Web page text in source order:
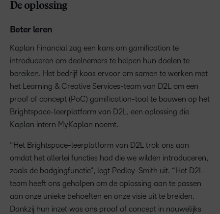
De oplossing
Beter leren
Kaplan Financial zag een kans om gamification te
introduceren om deelnemers te helpen hun doelen te
bereiken. Het bedrijf koos ervoor om samen te werken met
het Learning & Creative Services-team van D2L om een
proof of concept (PoC) gamification-tool te bouwen op het
Brightspace-leerplatform van D2L, een oplossing die
Kaplan intern MyKaplan noemt.
“Het Brightspace-leerplatform van D2L trok ons aan
omdat het allerlei functies had die we wilden introduceren,
zoals de badgingfunctie”, legt Pedley-Smith uit. “Het D2L-
team heeft ons geholpen om de oplossing aan te passen
aan onze unieke behoeften en onze visie uit te breiden.
Dankzij hun inzet was ons proof of concept in nauwelijks